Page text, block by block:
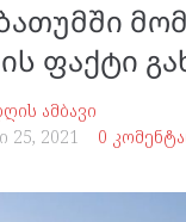
ფაქტი
ამბავი
25, 2021 0